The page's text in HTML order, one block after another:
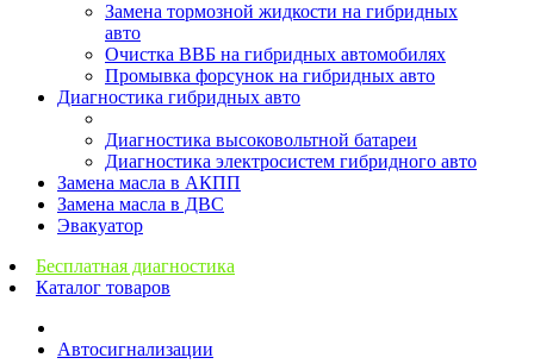
Замена тормозной жидкости на гибридных
авто
Очистка ВВБ на гибридных автомобилях
Промывка форсунок на гибридных авто
Диагностика гибридных авто
Диагностика высоковольтной батареи
Диагностика электросистем гибридного авто
Замена масла в АКПП
Замена масла в ДВС
Эвакуатор
Бесплатная диагностика
Каталог товаров
Автосигнализации